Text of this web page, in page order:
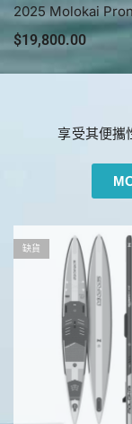
$19,800.00
享受其便攜
缺貨